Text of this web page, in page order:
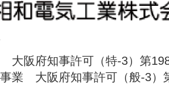
大阪府知事許可（特-3）第
業 大阪府知事許可（般-3）